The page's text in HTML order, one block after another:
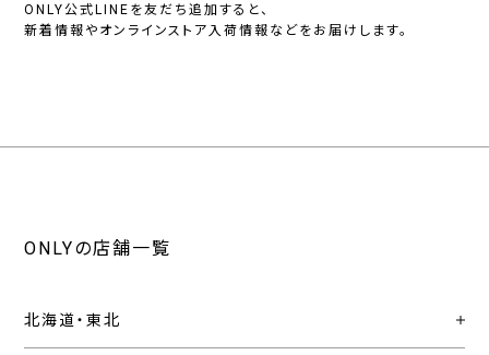
ONLY公式LINEを友だち追加すると、
新着情報やオンラインストア入荷情報などをお届けします。
ONLYの店舗一覧
北海道・東北